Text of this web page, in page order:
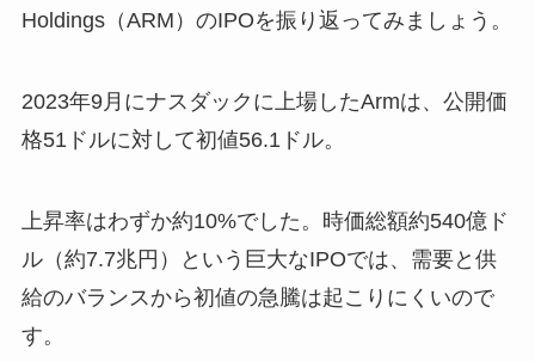
Holdings（ARM）のIPOを振り返ってみましょう。
2023年9月にナスダックに上場したArmは、公開価
格51ドルに対して初値56.1ドル。
上昇率はわずか約10%でした。時価総額約540億ド
ル（約7.7兆円）という巨大なIPOでは、需要と供
給のバランスから初値の急騰は起こりにくいので
す。